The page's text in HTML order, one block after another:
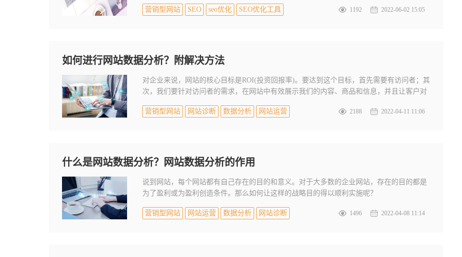
营销型网站 SEO seo优化 SEO优化工具 1192 2022-06-02 15:05
如何进行网站数据分析？附解决方法
对企业来说，网站的核心目标是ROI(投资回报率)。要达到这个目标，首先需要有访问者；其
次，我们要针对访问者的需求，在网站中有效展示我们的内容、商品和信息，并且让客户对
务。
营销型网站 网站诊断 数据分析 网站运营 2188 2022-04-11 11:06
什么是网站数据分析？网站数据分析的作用
说到网站，每个网站都有自己存在的目的和意义。对于大多数的企业网站，存在的目的都是
为了盈利或为盈利创造条件。那么如何让这样的战略目的得以顺利实施呢？
营销型网站 网站运营 数据分析 网站诊断 1496 2022-04-08 11:14